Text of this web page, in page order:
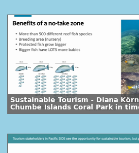
Sustainable Tourism - Diana
Chumbe Islands Coral Park in
Covid-19